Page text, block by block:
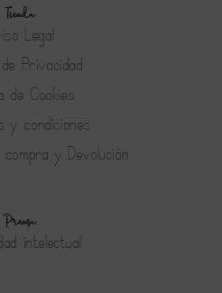
Tienda
Legal
Privacidad
de Cookies
y condiciones
y Devolución
Prensa
intelectual